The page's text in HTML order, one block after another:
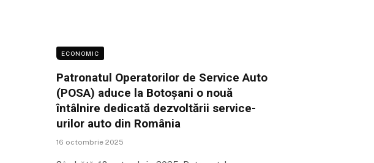
ECONOMIC
Patronatul Operatorilor de Service Auto
(POSA) aduce la Botoșani o nouă
întâlnire dedicată dezvoltării service-
urilor auto din România
16 octombrie 2025